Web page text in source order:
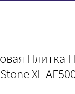
Плитка
XL